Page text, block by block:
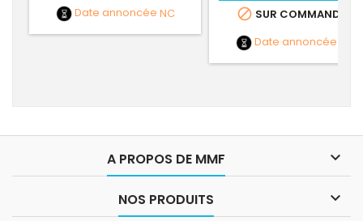
Date annoncée NC  SUR COMMANDE
Date annoncée
A PROPOS DE MMF 
NOS PRODUITS 